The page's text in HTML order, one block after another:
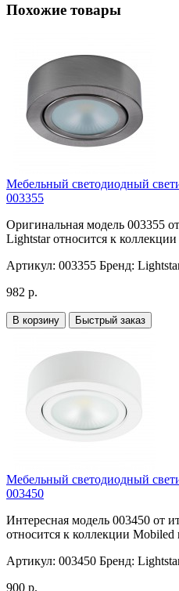
Похожие товары
Мебельный светодиодный
003355
Оригинальная модель 003355
Lightstar относится к
Артикул: 003355 Бренд:
982 р.
В корзину Быстрый заказ
Мебельный светодиодный
003450
Интересная модель 003450 от
относится к коллекции Mobiled
Артикул: 003450 Бренд:
900 р.